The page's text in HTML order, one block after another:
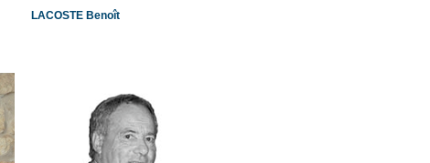
LACOSTE Benoît